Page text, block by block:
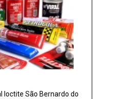
loctite São Bernardo do